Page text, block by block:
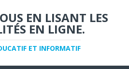
EN LISANT LES
EN LIGNE.
ET INFORMATIF